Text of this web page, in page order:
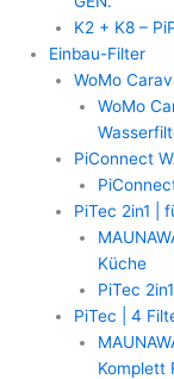
K2 + K8 –
Einbau-Filter
WoMo
WoMo
PiConnect
PiTec 2in1 |
Küche
PiTec
PiTec | 4
Komplett